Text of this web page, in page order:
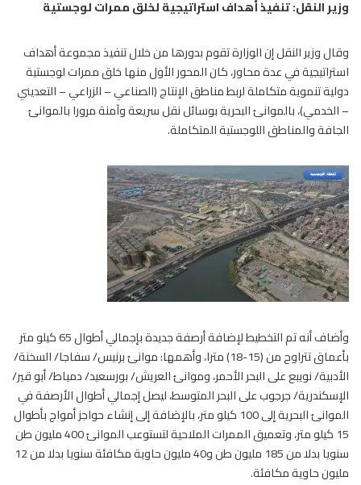
وزير النقل: تنفيذ أهداف استراتيجية لخلق ممرات لوجستية
وقال وزير النقل إن الوزارة تقوم بدورها من خلال تنفيذ مجموعة أهداف
استراتيجية في عدة محاور، كان المحور الأول منها خلق ممرات لوجستية
دولية تنموية متكاملة لربط مناطق الإنتاج (الصناعي – الزراعي – التعديني
– الخدمي)، بالموانئ البحرية بوسائل نقل سريعة وآمنة مرورا بالموانئ
الجافة والمناطق اللوجستية المتكاملة.
وأضاف أنه تم التخطيط لإضافة أرصفة جديدة بإجمالي أطوال 65 كيلو متر
بأعماق تتراوح من (15-18) مترا، وأهمها: موانئ برنيس/ سفاجا/ السخنة/
الأدبية/ نويبع على البحر الأحمر، وموانئ العريش/ بورسعيد/ دمياط/ أبو قير/
الإسكندرية/ جرجوب على البحر المتوسط، ليصل إجمالي أطوال الأرصفة في
الموانئ البحرية إلى 100 كيلو متر، بالإضافة إلى إنشاء حواجز أمواج بأطوال
15 كيلو متر، وتعميق الممرات الملاحية لتستوعب الموانئ 400 مليون طن
سنويا بدلا من 185 مليون طن و40 مليون حاوية مكافئة سنويا بدلا من 12
مليون حاوية مكافئة.